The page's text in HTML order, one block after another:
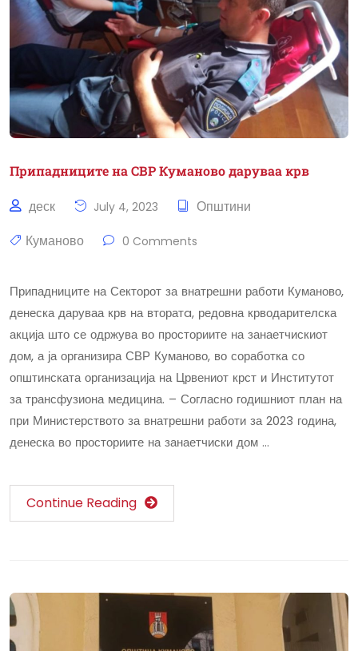
Припадниците на СВР Куманово даруваа крв
деск July 4, 2023
Општини
Куманово
0 Comments
Припадниците на Секторот за внатрешни работи Куманово,
денеска даруваа крв на вторатa, редовна крводарителска
акција што се одржува во просториите на занаетчискиот
дом, а ја организира СВР Куманово, во соработка со
општинската организација на Црвениот крст и Институтот
за трансфузиона медицина. – Согласно годишниот план на
при Министерството за внатрешни работи за 2023 година,
денеска во просториите на занаетчиски дом …
Continue Reading